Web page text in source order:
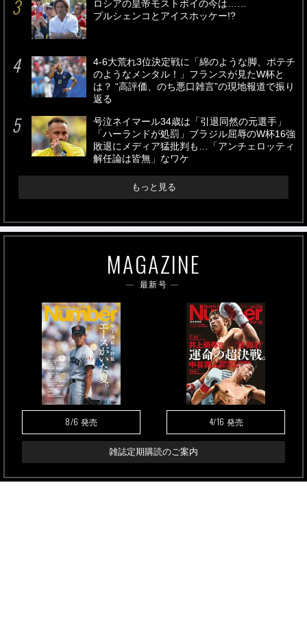
ロシアの皇帝モストボイの今は……
プルシェンコとアイスホッケー!?
4-6大荒れ3位決定戦に「綿のような脚、ポテチ
のようなメンタル！」フランスが見たW杯と
は？ “高評価、のち悪口雑言”の現地報道で振り
返る
号泣ネイマール34歳は「引退同然の元選手」
「ハーランドが処罰」ブラジル屈辱のW杯16強
敗退にメディア猛批判も…「アンチェロッティ
解任論は皆無」なワケ
もっと見る
MAGAZINE
最新号
8/6 発売 4/16 発売
雑誌定期購読のご案内